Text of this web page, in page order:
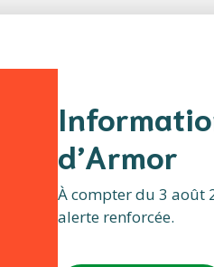
d’Armor
À compter du 3 août
alerte renforcée.